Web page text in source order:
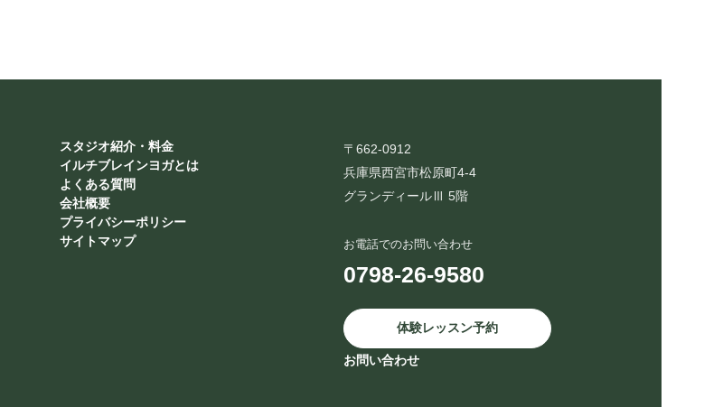
スタジオ紹介・料金
イルチブレインヨガとは
よくある質問
会社概要
プライバシーポリシー
サイトマップ
〒662-0912
兵庫県西宮市松原町4-4
グランディールⅢ 5階
お電話でのお問い合わせ
0798-26-9580
体験レッスン予約
お問い合わせ